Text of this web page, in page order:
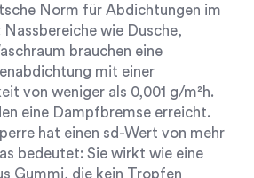
Norm für Abdichtungen im
wie Dusche,
brauchen eine
mit einer
von weniger als 0,001 g/m²h.
eine Dampfbremse erreicht.
hat einen sd-Wert von mehr
bedeutet: Sie wirkt wie eine
Gummi, die kein Tropfen